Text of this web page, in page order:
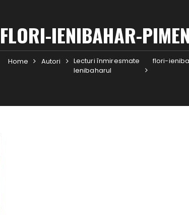
FLORI-IENIBAHAR-
Home Autori
Lecturi înmiresmate
Ienibaharul
flori-